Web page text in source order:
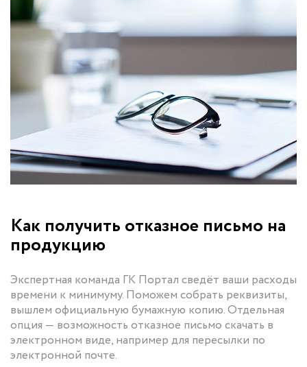
Как получить отказное письмо на
продукцию
Экспертная команда ГК Портал сведёт ваши расходы
времени к минимуму. Поможем собрать реквизиты,
вышлем официальную бумажную копию. Отдельная
опция — возможность отказное письмо скачать в
электронном виде, например для пересылки по
электронной почте.